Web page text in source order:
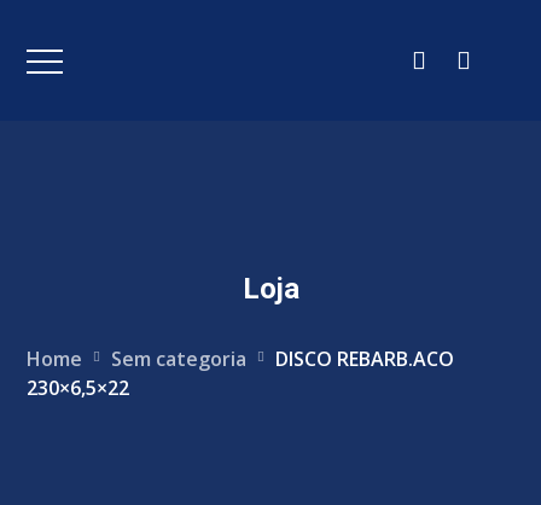
Loja
Home Sem categoria
DISCO REBARB.ACO
230×6,5×22